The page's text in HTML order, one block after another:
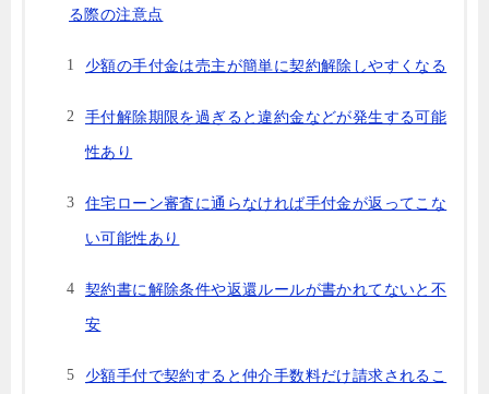
る際の注意点
少額の手付金は売主が簡単に契約解除しやすくなる
手付解除期限を過ぎると違約金などが発生する可能
性あり
住宅ローン審査に通らなければ手付金が返ってこな
い可能性あり
契約書に解除条件や返還ルールが書かれてないと不
安
少額手付で契約すると仲介手数料だけ請求されるこ